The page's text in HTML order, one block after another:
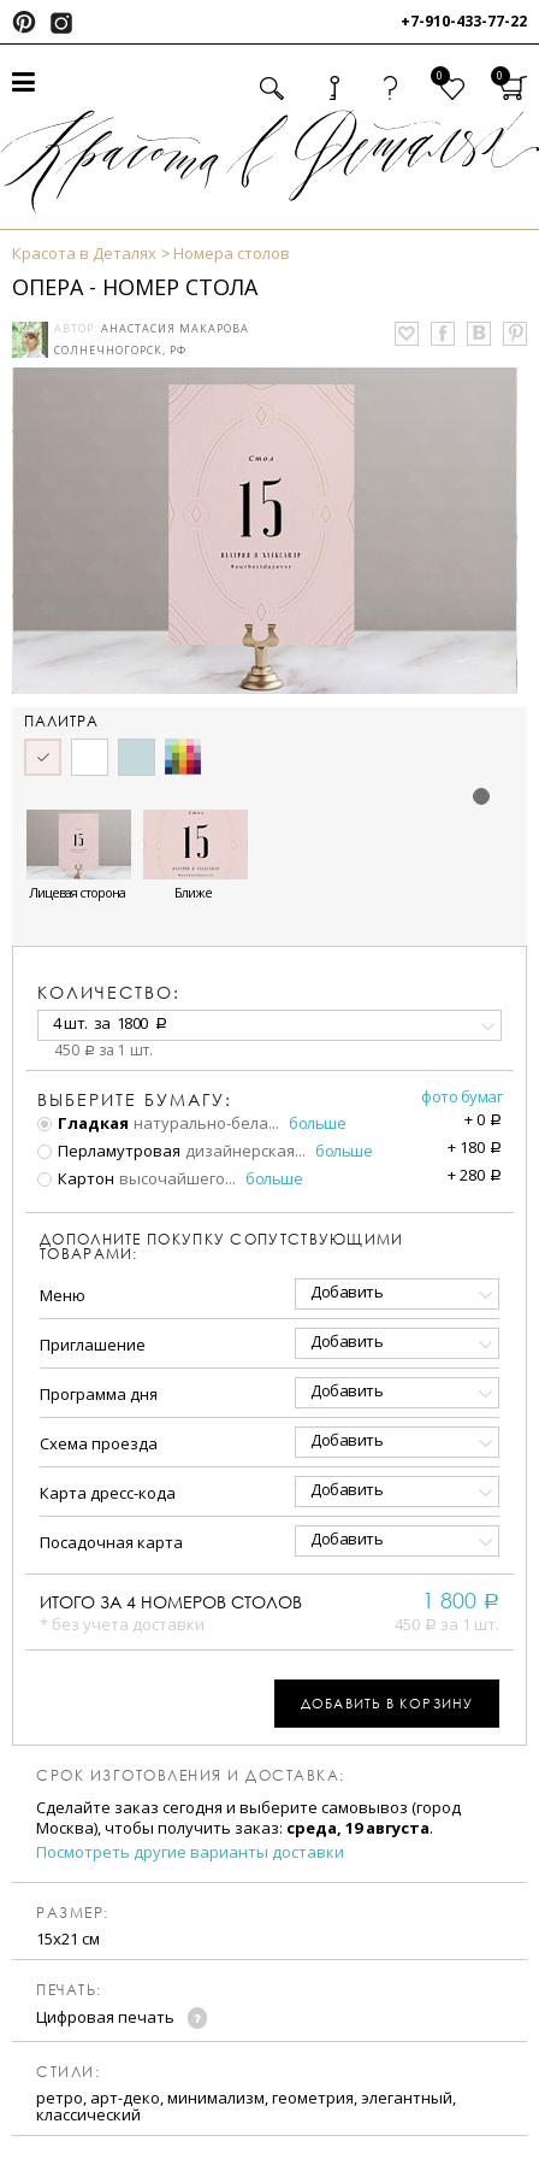
+7-910-433-77-22
0 0
Красота в Деталях Номера столов
ОПЕРА - НОМЕР СТОЛА
АВТОР: АНАСТАСИЯ МАКАРОВА
СОЛНЕЧНОГОРСК, РФ
ПАЛИТРА
Лицевая сторона Ближе
КОЛИЧЕСТВО:
4 шт. за 1800 a
450 a за 1 шт.
ВЫБЕРИТЕ БУМАГУ:
фото бумаг
Гладкая натурально-бела... больше +0 a
Перламутровая дизайнерская... больше + 180 a
Картон высочайшего... больше +280 a
ДОПОЛНИТЕ ПОКУПКУ СОПУТСТВУЮЩИМИ
ТОВАРАМИ:
Меню Добавить
Приглашение Добавить
Программа дня Добавить
Схема проезда Добавить
Карта дресс-кода Добавить
Посадочная карта Добавить
ИТОГО ЗА 4 НОМЕРОВ СТОЛОВ
* без учета доставки
1 800 a
450 a за 1 шт.
ДОБАВИТЬ В КОРЗИНУ
СРОК ИЗГОТОВЛЕНИЯ И ДОСТАВКА:
Сделайте заказ сегодня и выберите самовывоз (город
Москва), чтобы получить заказ: среда, 19 августа.
Посмотреть другие варианты доставки
РАЗМЕР:
15х21 см
ПЕЧАТЬ:
Цифровая печать
CТИЛИ:
ретро, арт-деко, минимализм, геометрия, элегантный,
классический